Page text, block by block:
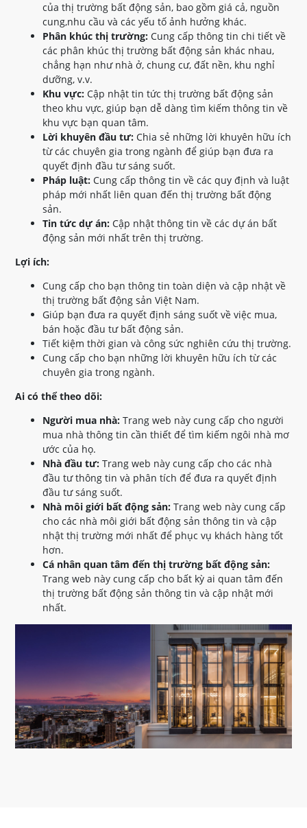
của thị trường bất động sản, bao gồm giá cả, nguồn
cung,nhu cầu và các yếu tố ảnh hưởng khác.
Phân khúc thị trường: Cung cấp thông tin chi tiết về
các phân khúc thị trường bất động sản khác nhau,
chẳng hạn như nhà ở, chung cư, đất nền, khu nghỉ
dưỡng, v.v.
Khu vực: Cập nhật tin tức thị trường bất động sản
theo khu vực, giúp bạn dễ dàng tìm kiếm thông tin về
khu vực bạn quan tâm.
Lời khuyên đầu tư: Chia sẻ những lời khuyên hữu ích
từ các chuyên gia trong ngành để giúp bạn đưa ra
quyết định đầu tư sáng suốt.
Pháp luật: Cung cấp thông tin về các quy định và luật
pháp mới nhất liên quan đến thị trường bất động
sản.
Tin tức dự án: Cập nhật thông tin về các dự án bất
động sản mới nhất trên thị trường.
Lợi ích:
Cung cấp cho bạn thông tin toàn diện và cập nhật về
thị trường bất động sản Việt Nam.
Giúp bạn đưa ra quyết định sáng suốt về việc mua,
bán hoặc đầu tư bất động sản.
Tiết kiệm thời gian và công sức nghiên cứu thị trường.
Cung cấp cho bạn những lời khuyên hữu ích từ các
chuyên gia trong ngành.
Ai có thể theo dõi:
Người mua nhà: Trang web này cung cấp cho người
mua nhà thông tin cần thiết để tìm kiếm ngôi nhà mơ
ước của họ.
Nhà đầu tư: Trang web này cung cấp cho các nhà
đầu tư thông tin và phân tích để đưa ra quyết định
đầu tư sáng suốt.
Nhà môi giới bất động sản: Trang web này cung cấp
cho các nhà môi giới bất động sản thông tin và cập
nhật thị trường mới nhất để phục vụ khách hàng tốt
hơn.
Cá nhân quan tâm đến thị trường bất động sản:
Trang web này cung cấp cho bất kỳ ai quan tâm đến
thị trường bất động sản thông tin và cập nhật mới
nhất.